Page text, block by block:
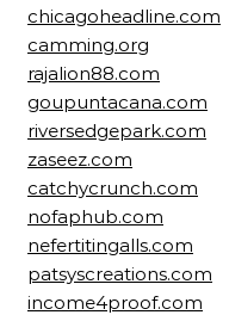
chicagoheadline.com
camming.org
rajalion88.com
goupuntacana.com
riversedgepark.com
zaseez.com
catchycrunch.com
nofaphub.com
nefertitingalls.com
patsyscreations.com
income4proof.com